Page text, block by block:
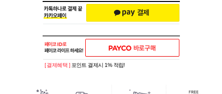
[ 결제혜택 ] 포인트 결제시 1% 적립!